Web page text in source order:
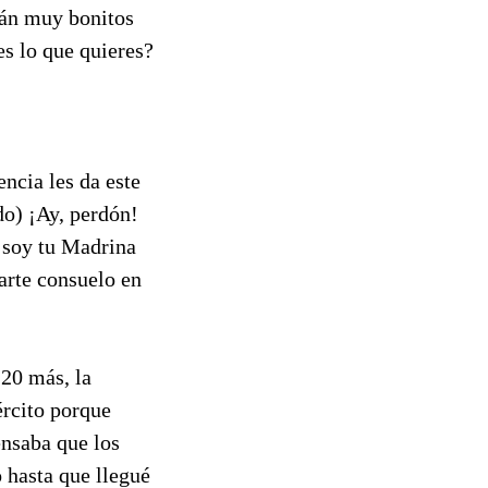
muy bonitos
lo que quieres?
les da este
¡Ay, perdón!
tu Madrina
consuelo en
más, la
porque
que los
hasta que llegué